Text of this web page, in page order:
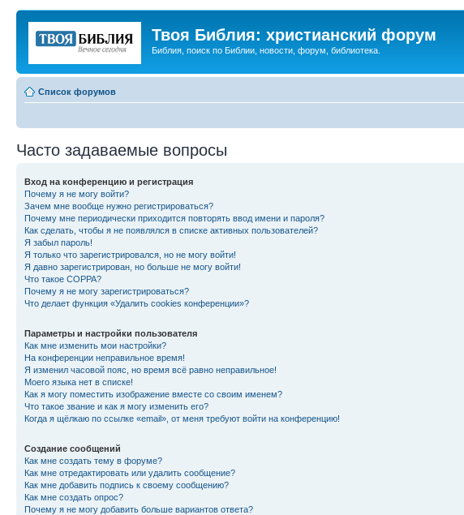
Твоя Библия: христианский форум
Библия, поиск по Библии, новости, форум, библиотека.
Список форумов
Часто задаваемые вопросы
Вход на конференцию и регистрация
Почему я не могу войти?
Зачем мне вообще нужно регистрироваться?
Почему мне периодически приходится повторять ввод имени и пароля?
Как сделать, чтобы я не появлялся в списке активных пользователей?
Я забыл пароль!
Я только что зарегистрировался, но не могу войти!
Я давно зарегистрирован, но больше не могу войти!
Что такое COPPA?
Почему я не могу зарегистрироваться?
Что делает функция «Удалить cookies конференции»?
Параметры и настройки пользователя
Как мне изменить мои настройки?
На конференции неправильное время!
Я изменил часовой пояс, но время всё равно неправильное!
Моего языка нет в списке!
Как я могу поместить изображение вместе со своим именем?
Что такое звание и как я могу изменить его?
Когда я щёлкаю по ссылке «email», от меня требуют войти на конференцию!
Создание сообщений
Как мне создать тему в форуме?
Как мне отредактировать или удалить сообщение?
Как мне добавить подпись к своему сообщению?
Как мне создать опрос?
Почему я не могу добавить больше вариантов ответа?